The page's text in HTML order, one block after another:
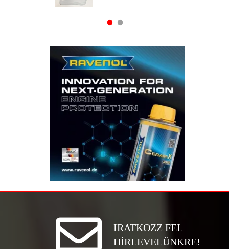
IRATKOZZ FEL
HÍRLEVELÜNKRE!